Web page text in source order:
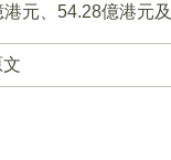
元、54.28億港元及